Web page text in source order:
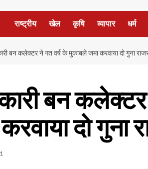
राष्ट्रीय खेल कृषि व्यापार धर्म
बन कलेक्टर ने गत वर्ष के मुकाबले जमा करवाया दो गुना
बन
दो गुना